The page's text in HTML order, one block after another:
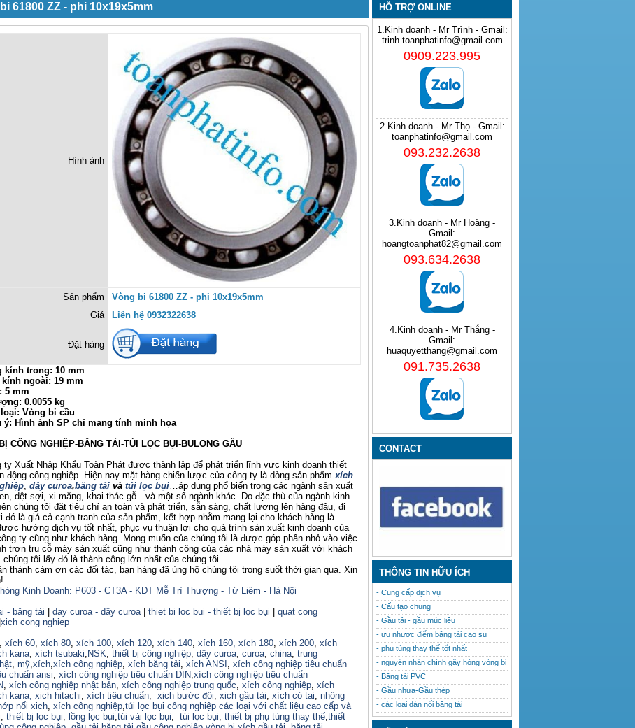
61800 ZZ - phi 10x19x5mm
Hình ảnh
Sản phẩm
Vòng bi 61800 ZZ - phi 10x19x5mm
Giá
Liên hệ 0932322638
Đặt hàng
kính trong: 10 mm
ngoài: 19 mm
5 mm
0.0055 kg
Vòng bi cầu
ý: Hình ảnh SP chỉ mang tính minh họa
CÔNG NGHIỆP-BĂNG TẢI-TÚI LỌC BỤI-BULONG GẦU
Xuất Nhập Khẩu Toàn Phát được thành lập để phát triển lĩnh vực kinh doanh thiết
động công nghiệp. Hiện nay mặt hàng chiến lược của công ty là dòng sản phẩm xích
, dây curoa,băng tải và túi lọc bụi…áp dụng phổ biến trong các ngành sản xuất
dệt sợi, xi măng, khai thác gỗ…và một số ngành khác. Do đặc thù của ngành kinh
chúng tôi đặt tiêu chí an toàn và phát triển, sẵn sàng, chất lượng lên hàng đâu, đi
đó là giá cả cạnh tranh của sản phẩm, kết hợp nhằm mang lại cho khách hàng là
hưởng dịch vụ tốt nhất, phục vụ thuận lợi cho quá trình sản xuất kinh doanh của
ty cũng như khách hàng. Mong muốn của chúng tôi là được góp phần nhỏ vào việc
trơn tru cỗ máy sản xuất cũng như thành công của các nhà máy sản xuất với khách
tôi lấy đó là thành công lớn nhất của chúng tôi.
cảm ơn các đối tác, bạn hàng đã ủng hộ chúng tôi trong suốt thời gian qua. Xin
Kinh Doanh: P603 - CT3A - KĐT Mễ Trì Thượng - Từ Liêm - Hà Nội
- băng tải
day curoa - dây curoa| thiet bi loc bui - thiết bị lọc bụi
quat cong
xich cong nghiep
, xích 60, xích 80, xích 100, xích 120, xích 140, xích 160, xích 180, xích 200, xích
kana, xích tsubaki, NSK, thiết bị công nghiệp, dây curoa, curoa, china, trung
, mỹ,xích,xích công nghiệp, xích băng tải, xích ANSI , xích công nghiệp tiêu chuẩn
chuẩn ansi, xích công nghiệp tiêu chuẩn DIN,xích công nghiệp tiêu chuẩn
, xích công nghiệp nhật bản, xích công nghiệp trung quốc, xích công nghiệp, xích
kana, xich hitachi, xích tiêu chuẩn, xich bước đôi, xich gầu tải, xích có tai, nhông
nối xich, xích công nghiệp,túi lọc bụi công nghiệp các loại với chất liệu cao cấp và
, thiết bị lọc bụi, lồng lọc bụi,túi vải lọc bụi, túi lọc bụi, thiết bị phụ tùng thay thế,thiết
HỖ TRỢ ONLINE
1.Kinh doanh - Mr Trình - Gmail:
trinh.toanphatinfo@gmail.com
0909.223.995
2.Kinh doanh - Mr Thọ - Gmail:
toanphatinfo@gmail.com
093.232.2638
3.Kinh doanh - Mr Hoàng -
Gmail:
hoangtoanphat82@gmail.com
093.634.2638
4.Kinh doanh - Mr Thắng -
Gmail:
huaquyetthang@gmail.com
091.735.2638
CONTACT
THÔNG TIN HỮU ÍCH
- Cung cấp dịch vụ
- Cấu tạo chung
- Gầu tải - gầu múc liệu
- ưu nhược điểm băng tải cao su
- phụ tùng thay thế tốt nhất
- nguyên nhân chính gây hỏng vòng bi
- Băng tải PVC
- Gầu nhưa-Gầu thép
- các loại dán nối băng tải